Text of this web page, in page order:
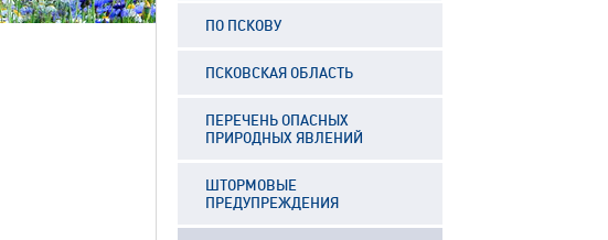
ПО ПСКОВУ
ПСКОВСКАЯ ОБЛАСТЬ
ПЕРЕЧЕНЬ ОПАСНЫХ
ПРИРОДНЫХ ЯВЛЕНИЙ
ШТОРМОВЫЕ
ПРЕДУПРЕЖДЕНИЯ